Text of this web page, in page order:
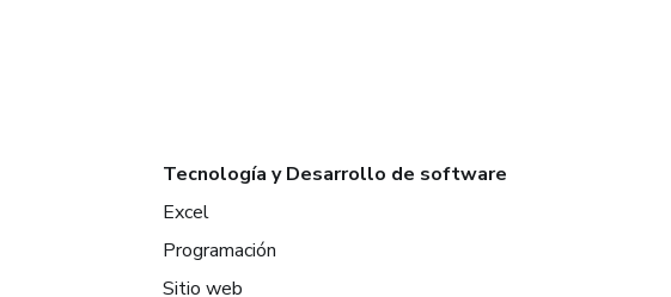
Tecnología y Desarrollo de software
Excel
Programación
Sitio web